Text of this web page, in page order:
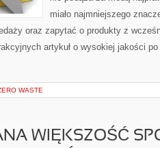
miało najmniejszego
oraz zapytać o produkty z
artykuł o wysokiej jakości
WASTE
WIĘKSZOŚĆ